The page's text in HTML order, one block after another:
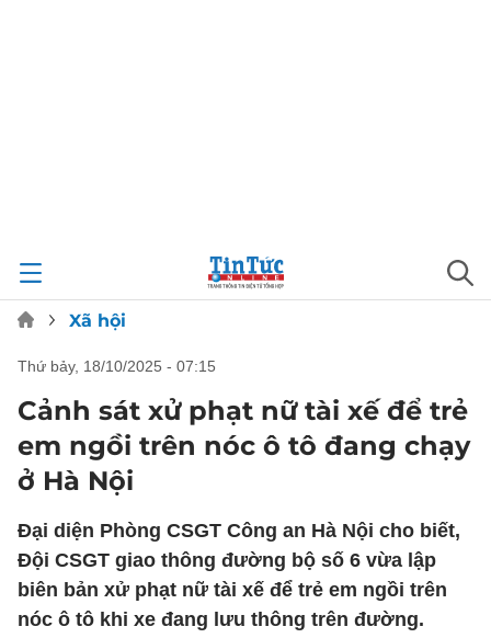
Xã hội
thứ bảy, 18/10/2025 - 07:15
Cảnh sát xử phạt nữ tài xế để trẻ
em ngồi trên nóc ô tô đang chạy
ở Hà Nội
Đại diện Phòng CSGT Công an Hà Nội cho biết,
Đội CSGT giao thông đường bộ số 6 vừa lập
biên bản xử phạt nữ tài xế để trẻ em ngồi trên
nóc ô tô khi xe đang lưu thông trên đường.